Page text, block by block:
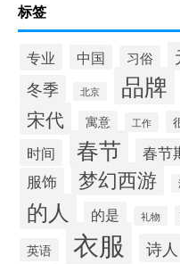
标签
专业 中国 习俗
冬季 北京 品牌
宋代 寓意 工作
时间 春节 春节
服饰 梦幻西游
的人 的是 礼物
英语 衣服 诗人